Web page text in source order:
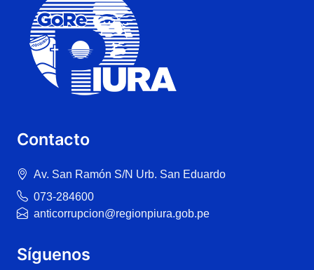
Contacto
Av. San Ramón S/N Urb. San Eduardo
073-284600
anticorrupcion@regionpiura.gob.pe
Síguenos